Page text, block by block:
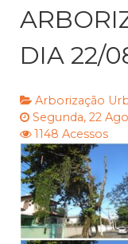
DIA 22/
Arborização
Segunda, 22
1148 Acessos